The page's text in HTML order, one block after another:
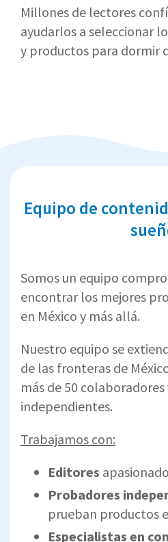
Millones de lectores
ayudarlos a seleccionar
y productos para dormir
Equipo de
Somos un equipo
encontrar los mejores
en México y más allá.
Nuestro equipo se
de las fronteras de
más de 50
independientes.
Trabajamos con:
Editores
Probadores
prueban productos
Especialistas en